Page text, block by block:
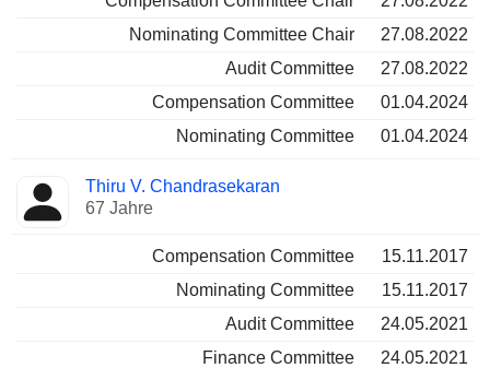
Nominating Committee Chair
27.08.2022
Audit Committee
27.08.2022
Compensation Committee
01.04.2024
Nominating Committee
01.04.2024
Thiru V. Chandrasekaran
67 Jahre
Compensation Committee
15.11.2017
Nominating Committee
15.11.2017
Audit Committee
24.05.2021
Finance Committee
24.05.2021